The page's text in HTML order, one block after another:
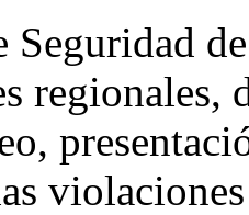
Seguridad
regionales,